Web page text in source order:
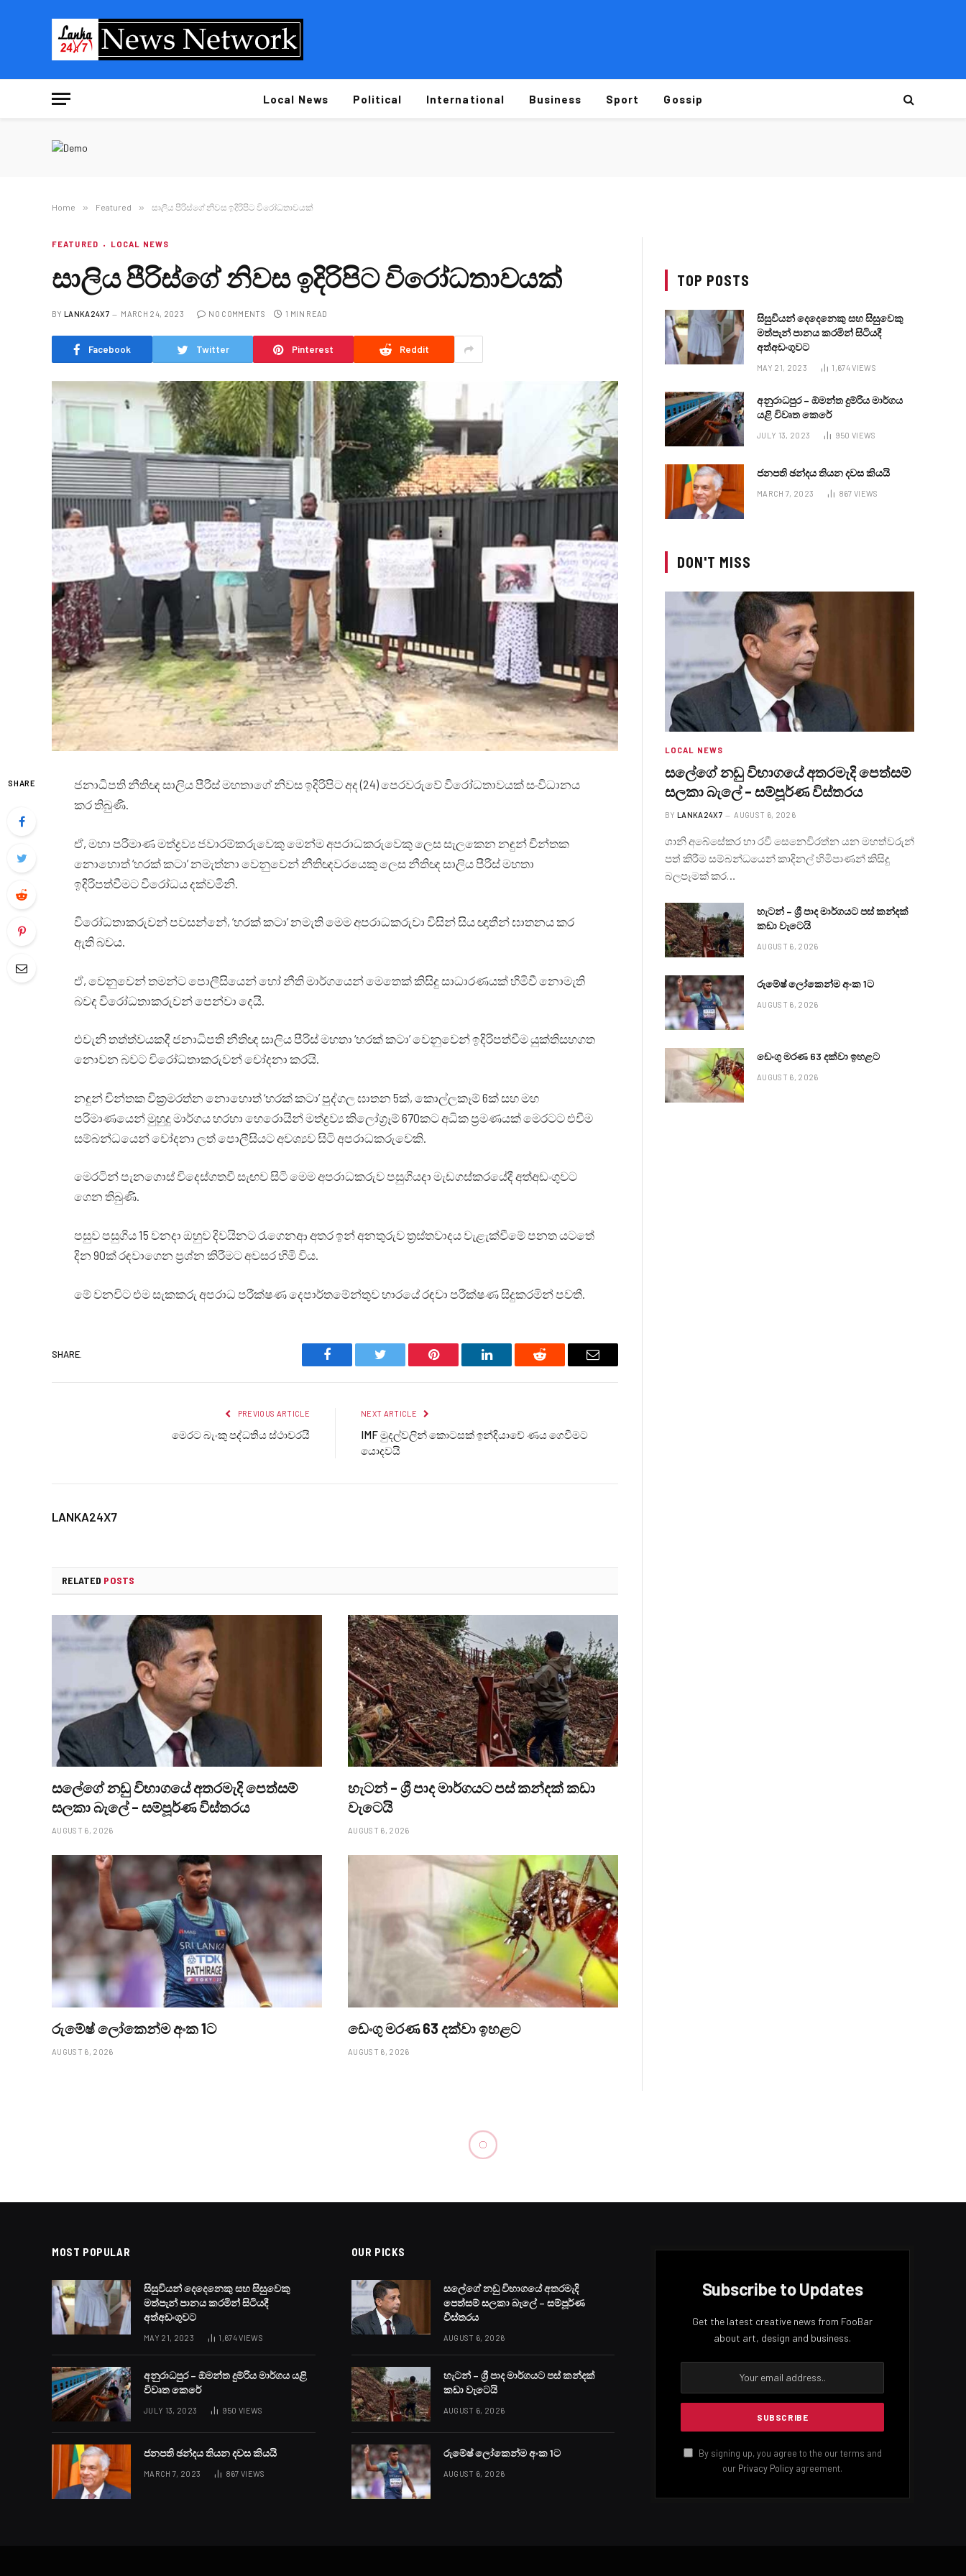
Local News Political International Business Sport Gossip
Home » Featured » සාලිය පීරිස්ගේ නිවස ඉදිරිපිට විරෝධතාවයක්
FEATURED LOCAL NEWS
සාලිය පීරිස්ගේ නිවස ඉදිරිපිට විරෝධතාවයක්
BY LANKA24X7 MARCH 24, 2023 NO COMMENTS 1 MIN READ
Facebook Twitter Pinterest Reddit
SHARE
ජනාධිපති නීතිඥ සාලිය පීරිස් මහතාගේ නිවස ඉදිරිපිට අද (24) පෙරවරුවේ විරෝධතාවයක් සංවිධානය
කර තිබුණි.
ඒ, මහා පරිමාණ මත්ද්‍රව්‍ය ජවාරම්කරුවෙකු මෙන්ම අපරාධකරුවෙකු ලෙස සැලකෙන නඳුන් චින්තක
නොහොත් ‘හරක් කටා’ නමැත්නා වෙනුවෙන් නීතිඥවරයෙකු ලෙස නීතිඥ සාලිය පීරිස් මහතා
ඉදිරිපත්වීමට විරෝධය දක්වමිනි.
විරෝධතාකරුවන් පවසන්නේ, ‘හරක් කටා’ නමැති මෙම අපරාධකරුවා විසින් සිය ඥාතීන් ඝාතනය කර
ඇති බවය.
ඒ, වෙනුවෙන් තමන්ට පොලීසියෙන් හෝ නීති මාර්ගයෙන් මෙතෙක් කිසිදු සාධාරණයක් හිමිවී නොමැති
බවද විරෝධතාකරුවන් පෙන්වා දෙයි.
එවැනි තත්ත්වයකදී ජනාධිපති නීතිඥ සාලිය පීරිස් මහතා ‘හරක් කටා’ වෙනුවෙන් ඉදිරිපත්වීම යුක්තිසහගත
නොවන බවට විරෝධතාකරුවන් චෝදනා කරයි.
නඳුන් චින්තක වික්‍රමරත්න නොහොත් ‘හරක් කටා’ පුද්ගල ඝාතන 5ක්, කොල්ලකෑම් 6ක් සහ මහ
පරිමාණයෙන් මුහුදු මාර්ගය හරහා හෙරොයින් මත්ද්‍රව්‍ය කිලෝග්‍රෑම් 670කට අධික ප්‍රමණයක් මෙරටට එවීම
සම්බන්ධයෙන් චෝදනා ලත් පොලීසියට අවශ්‍යව සිටි අපරාධකරුවෙකි.
මෙරටින් පැනගොස් විදෙස්ගතවී සැඟව සිටි මෙම අපරාධකරුව පසුගියදා මැඩගස්කරයේදී අත්අඩංගුවට
ගෙන තිබුණි.
පසුව පසුගිය 15 වනදා ඔහුව දිවයිනට රැගෙනආ අතර ඉන් අනතුරුව ත්‍රස්තවාදය වැළැක්වීමේ පනත යටතේ
දින 90ක් රඳවාගෙන ප්‍රශ්න කිරීමට අවසර හිමි විය.
මේ වනවිට එම සැකකරු අපරාධ පරීක්ෂණ දෙපාර්තමේන්තුව භාරයේ රඳවා පරීක්ෂණ සිදුකරමින් පවතී.
SHARE.
Facebook Twitter Pinterest LinkedIn Reddit Email
PREVIOUS ARTICLE
මෙරට බැංකු පද්ධතිය ස්ථාවරයි
NEXT ARTICLE
IMF මුදල්වලින් කොටසක් ඉන්දියාවේ ණය ගෙවීමට
යොදවයි
LANKA24X7
RELATED POSTS
සලේගේ නඩු විභාගයේ අතරමැදි පෙත්සම්
සලකා බැලේ – සම්පූර්ණ විස්තරය
AUGUST 6, 2026
හැටන් – ශ්‍රී පාද මාර්ගයට පස් කන්දක් කඩා
වැටෙයි
AUGUST 6, 2026
රුමේෂ් ලෝකෙන්ම අංක 1ට
AUGUST 6, 2026
ඩෙංගු මරණ 63 දක්වා ඉහළට
AUGUST 6, 2026
TOP POSTS
සිසුවියන් දෙදෙනෙකු සහ සිසුවෙකු
මත්පැන් පානය කරමින් සිටියදී
අත්අඩංගුවට
MAY 21, 2023 1,674VIEWS
අනුරාධපුර – ඕමන්ත දුම්රිය මාර්ගය
යළි විවෘත කෙරේ
JULY 13, 2023 950 VIEWS
ජනපති ඡන්දය තියන දවස කියයි
MARCH 7, 2023 867 VIEWS
DON'T MISS
LOCAL NEWS
සලේගේ නඩු විභාගයේ අතරමැදි පෙත්සම්
සලකා බැලේ – සම්පූර්ණ විස්තරය
BY LANKA24X7 AUGUST 6, 2026
ශානි අබේසේකර හා රවී සෙනෙවිරත්න යන මහත්වරුන්
පත් කිරීම සම්බන්ධයෙන් කාදිනල් හිමිපාණන් කිසිදු
බලපෑමක් කර…
හැටන් – ශ්‍රී පාද මාර්ගයට පස් කන්දක්
කඩා වැටෙයි
AUGUST 6, 2026
රුමේෂ් ලෝකෙන්ම අංක 1ට
AUGUST 6, 2026
ඩෙංගු මරණ 63 දක්වා ඉහළට
AUGUST 6, 2026
MOST POPULAR
සිසුවියන් දෙදෙනෙකු සහ සිසුවෙකු
මත්පැන් පානය කරමින් සිටියදී
අත්අඩංගුවට
MAY 21, 2023 1,674VIEWS
අනුරාධපුර – ඕමන්ත දුම්රිය මාර්ගය යළි
විවෘත කෙරේ
JULY 13, 2023 950 VIEWS
ජනපති ඡන්දය තියන දවස කියයි
MARCH 7, 2023 867 VIEWS
OUR PICKS
සලේගේ නඩු විභාගයේ අතරමැදි
පෙත්සම් සලකා බැලේ – සම්පූර්ණ
විස්තරය
AUGUST 6, 2026
හැටන් – ශ්‍රී පාද මාර්ගයට පස් කන්දක්
කඩා වැටෙයි
AUGUST 6, 2026
රුමේෂ් ලෝකෙන්ම අංක 1ට
AUGUST 6, 2026
Subscribe to Updates
Get the latest creative news from FooBar
about art, design and business.
By signing up, you agree to the our terms and
our Privacy Policy agreement.